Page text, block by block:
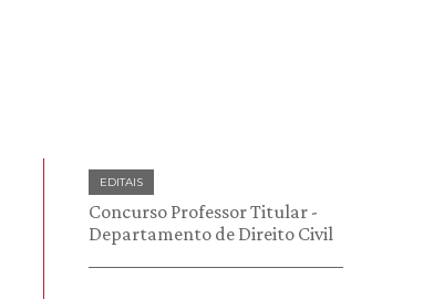
EDITAIS
Concurso Professor Titular -
Departamento de Direito Civil